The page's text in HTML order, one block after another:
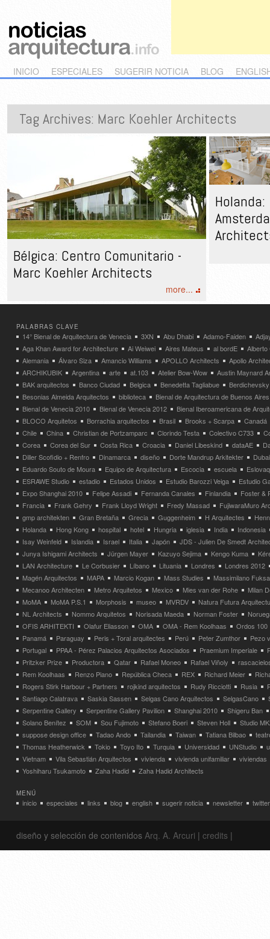
Main menu
Skip to primary content
Skip to secondary content
INICIO ESPECIALES SUGERIR NOTICIA BLOG
Tag Archives: Marc Koehler Architects
Bélgica: Centro Comunitario -
Marc Koehler Architects
more...
PALABRAS CLAVE
14° Bienal de Arquitectura de Venecia 3XN Abu Dhabi Adamo-Faiden
Aga Khan Award for Architecture
Ai Weiwei Aires Mateus al bordE
Alberto
Alemania
Álvaro Siza Amancio Williams APOLLO Architects
Apollo
ARCHIKUBIK
Argentina arte at.103 Atelier Bow-Wow
Austin Maynard
BAK arquitectos
Banco Ciudad Belgica Benedetta Tagliabue
Besonias Almeida Arquitectos
biblioteca
Bienal de Arquitectura de Buenos Aires
Bienal de Venecia 2010
Bienal de Venecia 2012
Bienal Iberoamericana de
BLOCO Arquitetos
Borrachia arquitectos Brasil Brooks + Scarpa
Canadá
Chile
China Christian de Portzamparc Clorindo Testa Colectivo C733
Corea
Corea del Sur Costa Rica Croacia Daniel Libeskind dataAE
Diller Scofidio + Renfro
Dinamarca diseño Dorte Mandrup Arkitekter
Dubai
Eduardo Souto de Moura
Equipo de Arquitectura Escocia escuela
ESRAWE Studio
estadio Estados Unidos Estudio Barozzi Veiga
Estudio
Expo Shanghai 2010
Felipe Assadi Fernanda Canales Finlandia
Foster &
Francia
Frank Gehry Frank Lloyd Wright Fredy Massad
FujiwaraMuro
gmp architekten
Gran Bretaña Grecia Guggenheim H Arquitectes
Holanda
Hong Kong hospital hotel Hungria iglesia India
Indonesia
Isay Weinfeld
Islandia Israel Italia Japón
JDS - Julien De Smedt
Junya Ishigami Architects
Jürgen Mayer Kazuyo Sejima Kengo Kuma
LAN Architecture
Le Corbusier Líbano Lituania Londres
Londres 2012
Magén Arquitectos
MAPA Marcio Kogan Mass Studies
Massimilano
Mecanoo Architecten
Metro Arquitetos Mexico Mies van der Rohe
Milan
MoMA
MoMA P.S.1 Morphosis museo MVRDV
Natura Futura
NL Architects
Nommo Arquitetos Norisada Maeda Norman Foster
OFIS ARHITEKTI
Olafur Eliasson OMA OMA - Rem Koolhaas
Ordos 100
Panamá
Paraguay Peris + Toral arquitectes Perú Peter Zumthor
Pezo
Portugal
PPAA - Pérez Palacios Arquitectos Asociados Praemium Imperiale
Pritzker Prize
Productora Qatar Rafael Moneo Rafael Viñoly
Rem Koolhaas
Renzo Piano República Checa REX Richard Meier
Rogers Stirk Harbour + Partners
rojkind arquitectos Rudy Ricciotti Rusia
Santiago Calatrava
Saskia Sassen Selgas Cano Arquitectos SelgasCano
Serpentine Gallery
Serpentine Gallery Pavilion Shanghai 2010
Shigeru Ban
Solano Benítez
SOM Sou Fujimoto Stefano Boeri Steven Holl
Studio
suppose design office
Tadao Ando Tailandia Taiwan Tatiana Bilbao
Thomas Heatherwick
Tokio Toyo Ito Turquia Universidad UNStudio
Vietnam
Vila Sebastián Arquitectos vivienda vivienda unifamiliar
viviendas
Yoshiharu Tsukamoto
Zaha Hadid Zaha Hadid Architects
MENÚ
inicio especiales links blog english sugerir noticia newsletter twitter
diseño y selección de contenidos Arq. A. Arcuri | credits |